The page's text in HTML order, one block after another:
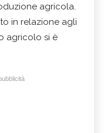
agricola.
in relazione agli
agricolo si è